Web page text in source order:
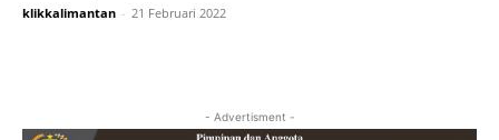
klikkalimantan - 21 Februari 2022
- Advertisment -